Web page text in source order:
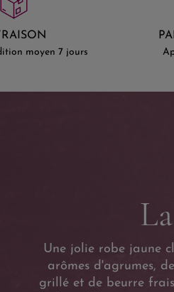
moyen 7 jours
Une jolie robe jaune
arômes d'agrumes,
grillé et de beurre